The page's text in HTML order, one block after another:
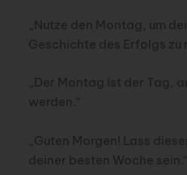
„Nutze den Montag, um
Geschichte des Erfolgs zu
„Der Montag ist der Tag,
werden.“
„Guten Morgen! Lass
deiner besten Woche sein.“